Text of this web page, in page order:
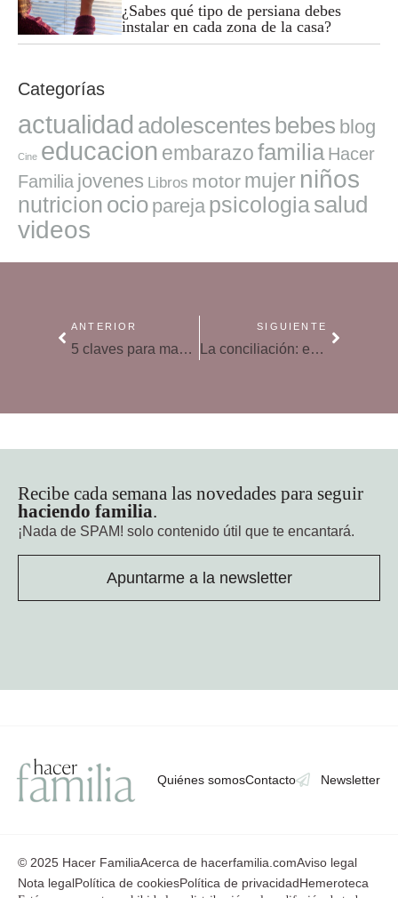
¿Sabes qué tipo de persiana debes
instalar en cada zona de la casa?
Categorías
actualidad adolescentes bebes blog
Cine educacion embarazofamilia Hacer
Familia jovenes Libros motor mujer niños
nutricion ocio pareja psicologiasalud
videos
ANTERIOR
5 claves para mantener el bronceado después del verano
SIGUIENTE
La conciliación: el techo de cristal de la mujer
Recibe cada semana las novedades para seguir
haciendo familia.
¡Nada de SPAM! solo contenido útil que te encantará.
Apuntarme a la newsletter
Quiénes somosContacto Newsletter
© 2025 Hacer FamiliaAcerca de hacerfamilia.comAviso legal
Nota legalPolítica de cookiesPolítica de privacidadHemeroteca